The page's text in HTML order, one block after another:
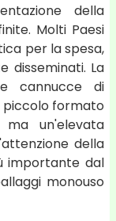
della
Molti Paesi
per la spesa,
disseminati. La
cannucce di
piccolo formato
un'elevata
della
importante dal
monouso